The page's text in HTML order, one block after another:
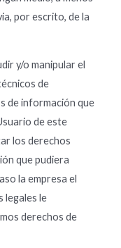
por escrito, de la
y/o manipular el
de
de información que
de este
los derechos
que pudiera
la empresa el
legales le
derechos de